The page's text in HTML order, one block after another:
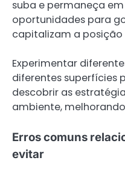
suba e permaneça
oportunidades para
capitalizam a posição
Experimentar
diferentes superfícies
descobrir as
ambiente,
Erros comuns
evitar